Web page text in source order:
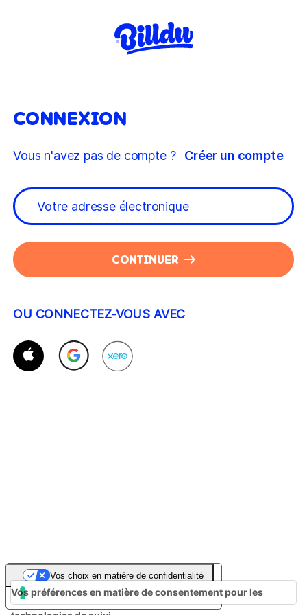
CONNEXION
Vous n'avez pas de compte ? Créer un compte
CONTINUER
OU CONNECTEZ-VOUS AVEC
Notification lors de la collecte
Vos choix en matière de confidentialité
Vos préférences en matière de consentement pour les